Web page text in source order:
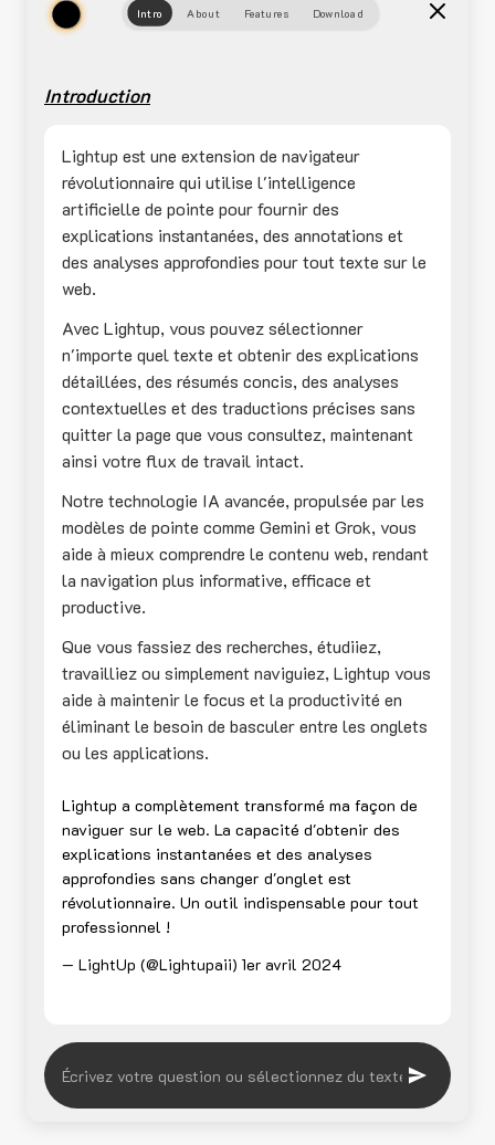
Intro About Features Download
Introduction
Lightup est une extension de navigateur
révolutionnaire qui utilise l'intelligence
artificielle de pointe pour fournir des
explications instantanées, des annotations et
des analyses approfondies pour tout texte sur le
web.
Avec Lightup, vous pouvez sélectionner
n'importe quel texte et obtenir des explications
détaillées, des résumés concis, des analyses
contextuelles et des traductions précises sans
quitter la page que vous consultez, maintenant
ainsi votre flux de travail intact.
Notre technologie IA avancée, propulsée par les
modèles de pointe comme Gemini et Grok, vous
aide à mieux comprendre le contenu web, rendant
la navigation plus informative, efficace et
productive.
Que vous fassiez des recherches, étudiiez,
travailliez ou simplement naviguiez, Lightup vous
aide à maintenir le focus et la productivité en
éliminant le besoin de basculer entre les onglets
ou les applications.
Lightup a complètement transformé ma façon de
naviguer sur le web. La capacité d'obtenir des
explications instantanées et des analyses
approfondies sans changer d'onglet est
révolutionnaire. Un outil indispensable pour tout
professionnel !
— LightUp (@Lightupaii) 1er avril 2024